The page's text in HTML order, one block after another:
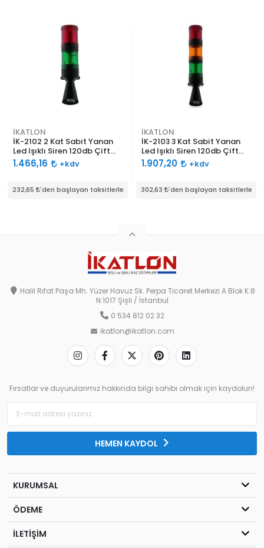
232,65 'den başlayan taksitlerle
İKATLON
İK-2102 2 Kat Sabit Yanan
Led Işıklı Siren 120db Çift
Ses Borulu
1.466,16 +kdv
302,63 'den başlayan taksitlerle
İKATLON
İK-2103 3 Kat Sabit Yanan
Led Işıklı Siren 120db Çift
Ses Borulu
1.907,20 +kdv
Halil Rıfat Paşa Mh. Yüzer Havuz Sk. Perpa Ticaret Merkezi A Blok K:8
N:1017 Şişli / İstanbul
0 534 812 02 32
ikatlon@ikatlon.com
Fırsatlar ve duyurularımız hakkında bilgi sahibi olmak için kaydolun!
HEMEN KAYDOL
KURUMSAL
ÖDEME
İLETİŞİM